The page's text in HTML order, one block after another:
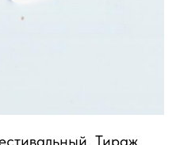
Тираж